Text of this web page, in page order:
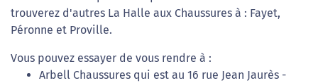
trouverez d'autres La Halle aux Chaussures à : Fayet,
Péronne et Proville.
Vous pouvez essayer de vous rendre à :
Arbell Chaussures qui est au 16 rue Jean Jaurès -